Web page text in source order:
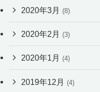
2020年3月 (8)
2020年2月 (3)
2020年1月 (4)
2019年12月 (4)